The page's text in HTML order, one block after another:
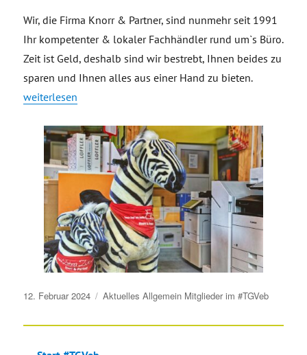
Wir, die Firma Knorr & Partner, sind nunmehr seit 1991
Ihr kompetenter & lokaler Fachhändler rund um`s Büro.
Zeit ist Geld, deshalb sind wir bestrebt, Ihnen beides zu
sparen und Ihnen alles aus einer Hand zu bieten.
„KNORR & PARTNER – Büro- und Kopiersysteme GmbH“
weiterlesen
Veröffentlicht
12. Februar 2024 Aktuelles Allgemein Mitglieder im #TGVeb